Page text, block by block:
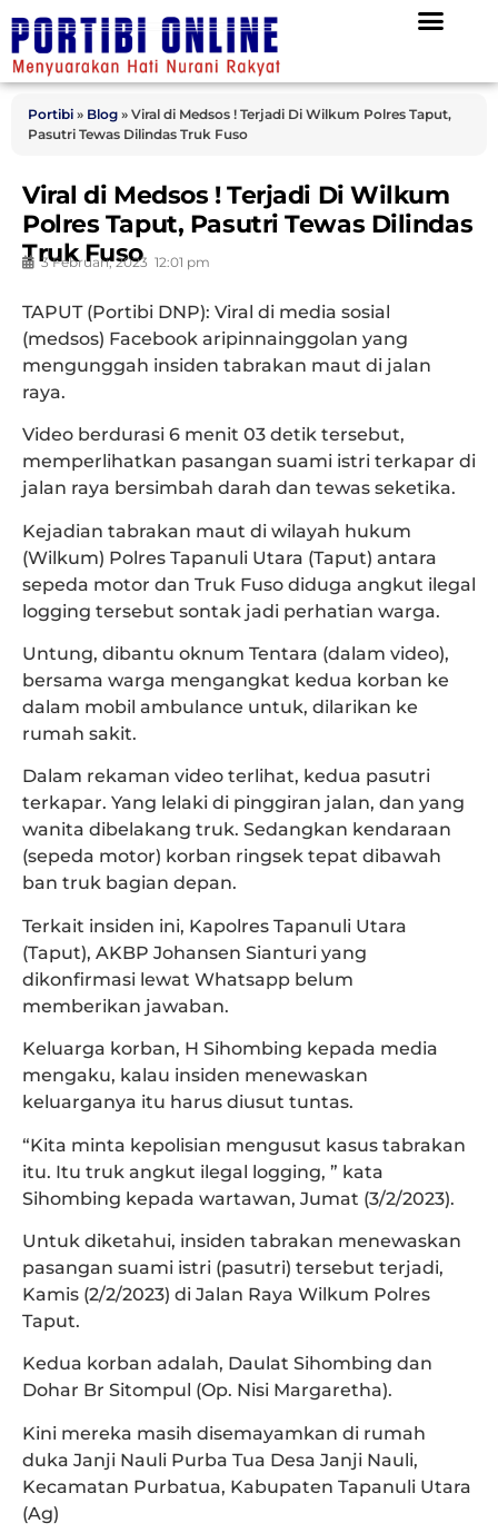
Portibi » Blog » Viral di Medsos ! Terjadi Di Wilkum Polres Taput,
Pasutri Tewas Dilindas Truk Fuso
Viral di Medsos ! Terjadi Di Wilkum
Polres Taput, Pasutri Tewas Dilindas
Truk Fuso
3 Februari, 2023 12:01 pm
TAPUT (Portibi DNP): Viral di media sosial
(medsos) Facebook aripinnainggolan yang
mengunggah insiden tabrakan maut di jalan
raya.
Video berdurasi 6 menit 03 detik tersebut,
memperlihatkan pasangan suami istri terkapar di
jalan raya bersimbah darah dan tewas seketika.
Kejadian tabrakan maut di wilayah hukum
(Wilkum) Polres Tapanuli Utara (Taput) antara
sepeda motor dan Truk Fuso diduga angkut ilegal
logging tersebut sontak jadi perhatian warga.
Untung, dibantu oknum Tentara (dalam video),
bersama warga mengangkat kedua korban ke
dalam mobil ambulance untuk, dilarikan ke
rumah sakit.
Dalam rekaman video terlihat, kedua pasutri
terkapar. Yang lelaki di pinggiran jalan, dan yang
wanita dibelakang truk. Sedangkan kendaraan
(sepeda motor) korban ringsek tepat dibawah
ban truk bagian depan.
Terkait insiden ini, Kapolres Tapanuli Utara
(Taput), AKBP Johansen Sianturi yang
dikonfirmasi lewat Whatsapp belum
memberikan jawaban.
Keluarga korban, H Sihombing kepada media
mengaku, kalau insiden menewaskan
keluarganya itu harus diusut tuntas.
“Kita minta kepolisian mengusut kasus tabrakan
itu. Itu truk angkut ilegal logging, ” kata
Sihombing kepada wartawan, Jumat (3/2/2023).
Untuk diketahui, insiden tabrakan menewaskan
pasangan suami istri (pasutri) tersebut terjadi,
Kamis (2/2/2023) di Jalan Raya Wilkum Polres
Taput.
Kedua korban adalah, Daulat Sihombing dan
Dohar Br Sitompul (Op. Nisi Margaretha).
Kini mereka masih disemayamkan di rumah
duka Janji Nauli Purba Tua Desa Janji Nauli,
Kecamatan Purbatua, Kabupaten Tapanuli Utara
(Ag)